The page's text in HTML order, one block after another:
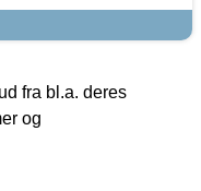
fra bl.a. deres
og